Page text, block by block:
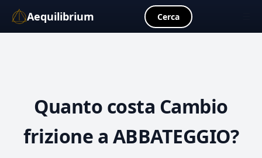
Aequilibrium Cerca
Quanto costa Cambio
frizione a ABBATEGGIO?